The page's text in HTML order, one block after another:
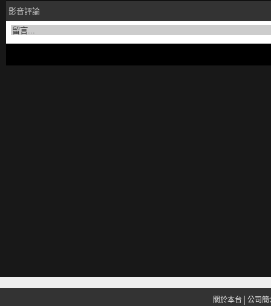
影音評論
關於本台 公司簡